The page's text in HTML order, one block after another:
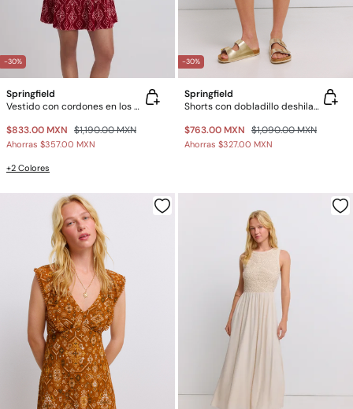
-30%
Springfield
Vestido con cordones en los hombros
$833.00 MXN $1,190.00 MXN
Ahorras $357.00 MXN
+2 Colores
-30%
Springfield
Shorts con dobladillo deshilachado
$763.00 MXN $1,090.00 MXN
Ahorras $327.00 MXN